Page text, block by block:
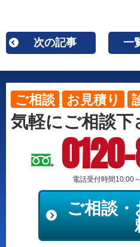
次の記事 一
ご相談 お見積り
気軽にご相談下
電話受付時間10:00
ご相談・